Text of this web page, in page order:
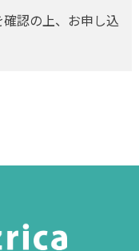
認の上、お申し込